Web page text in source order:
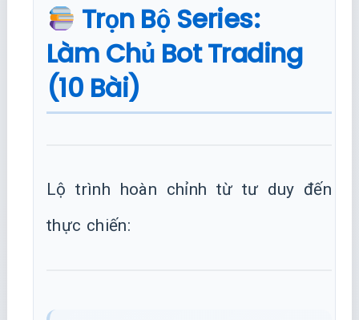
Trọn Bộ Series:
Làm Chủ Bot Trading
(10 Bài)
Lộ trình hoàn chỉnh từ tư duy đến
thực chiến: